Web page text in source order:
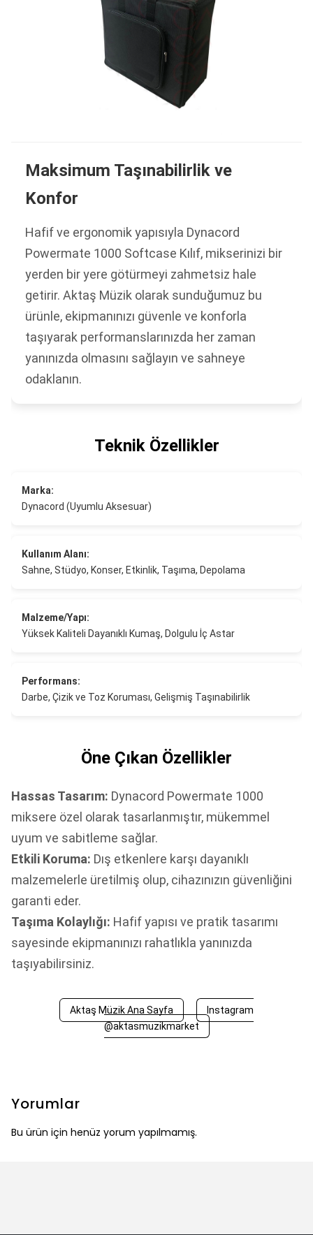
Maksimum Taşınabilirlik ve
Konfor
Hafif ve ergonomik yapısıyla Dynacord
Powermate 1000 Softcase Kılıf, mikserinizi bir
yerden bir yere götürmeyi zahmetsiz hale
getirir. Aktaş Müzik olarak sunduğumuz bu
ürünle, ekipmanınızı güvenle ve konforla
taşıyarak performanslarınızda her zaman
yanınızda olmasını sağlayın ve sahneye
odaklanın.
Teknik Özellikler
Marka:
Dynacord (Uyumlu Aksesuar)
Kullanım Alanı:
Sahne, Stüdyo, Konser, Etkinlik, Taşıma, Depolama
Malzeme/Yapı:
Yüksek Kaliteli Dayanıklı Kumaş, Dolgulu İç Astar
Performans:
Darbe, Çizik ve Toz Koruması, Gelişmiş Taşınabilirlik
Öne Çıkan Özellikler
Hassas Tasarım: Dynacord Powermate 1000
miksere özel olarak tasarlanmıştır, mükemmel
uyum ve sabitleme sağlar.
Etkili Koruma: Dış etkenlere karşı dayanıklı
malzemelerle üretilmiş olup, cihazınızın güvenliğini
garanti eder.
Taşıma Kolaylığı: Hafif yapısı ve pratik tasarımı
sayesinde ekipmanınızı rahatlıkla yanınızda
taşıyabilirsiniz.
Aktaş Müzik Ana Sayfa
Instagram
@aktasmuzikmarket
Yorumlar
Bu ürün için henüz yorum yapılmamış.